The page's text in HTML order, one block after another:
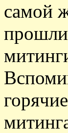
самой
прошли